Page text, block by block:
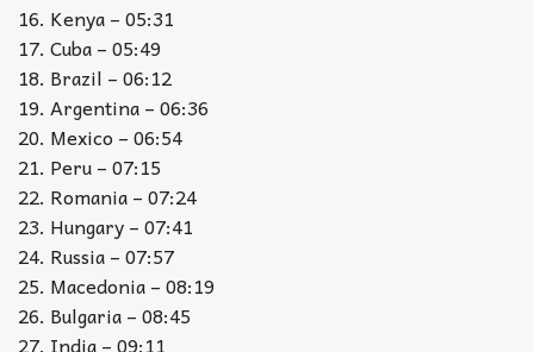
16. Kenya – 05:31
17. Cuba – 05:49
18. Brazil – 06:12
19. Argentina – 06:36
20. Mexico – 06:54
21. Peru – 07:15
22. Romania – 07:24
23. Hungary – 07:41
24. Russia – 07:57
25. Macedonia – 08:19
26. Bulgaria – 08:45
27. India – 09:11